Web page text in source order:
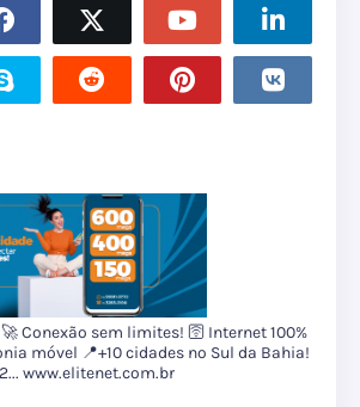
Conexão sem limites! 🛜 Internet 100%
móvel 📍+10 cidades no Sul da Bahia!
www.elitenet.com.br